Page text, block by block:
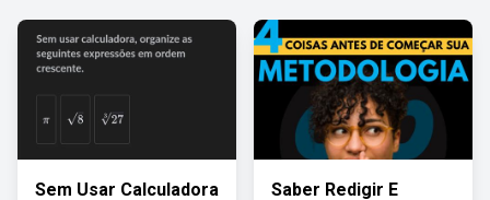
Sem Usar Calculadora
Saber Redigir E